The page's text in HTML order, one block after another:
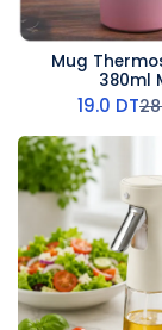
Mug
380ml
19.0 DT